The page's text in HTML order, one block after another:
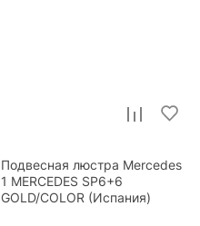
Подвесная люстра Mercedes
1 MERCEDES SP6+6
GOLD/COLOR (Испания)